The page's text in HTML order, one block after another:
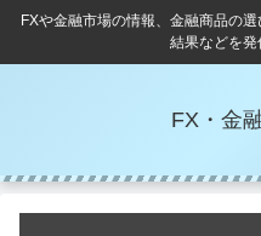
FXや金融市場の情報、金融商品の
結果などを発
FX・金